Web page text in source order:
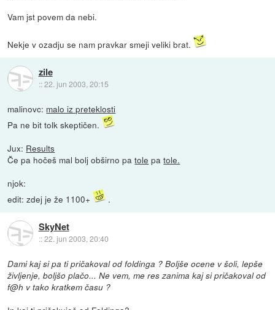
Vam jst povem da nebi.
Nekje v ozadju se nam pravkar smeji veliki brat.
zile
::22. jun 2003, 20:15
malinovc: malo iz preteklosti
Pa ne bit tolk skeptičen.
Jux: Results
Če pa hočeš mal bolj obširno patole patole.
njok:
edit: zdej je že 1100+
.
SkyNet
::22. jun 2003, 20:40
Dami kaj si pa ti pričakoval od foldinga ? Boljše ocene v šoli, lepše
življenje, boljšo plačo... Ne vem, me res zanima kaj si pričakoval od
f@h v tako kratkem času ?